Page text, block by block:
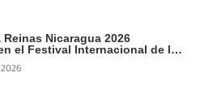
Nicaragua 2026
el Festival Internacional de las
y Gastronomía